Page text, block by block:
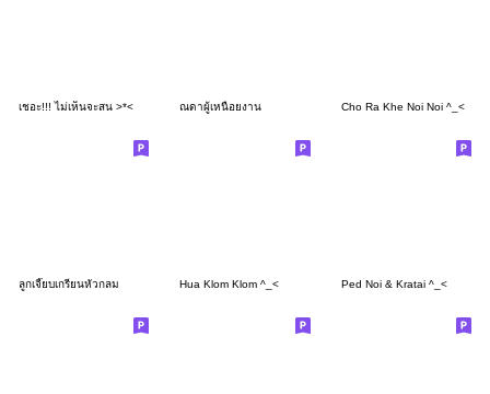
เชอะ!!! ไม่เห็นจะสน >*< ณดาผู้เหนื่อยงาน Cho Ra Khe Noi Noi ^_<
ลูกเจี๊ยบเกรียนหัวกลม Hua Klom Klom ^_< Ped Noi & Kratai ^_<